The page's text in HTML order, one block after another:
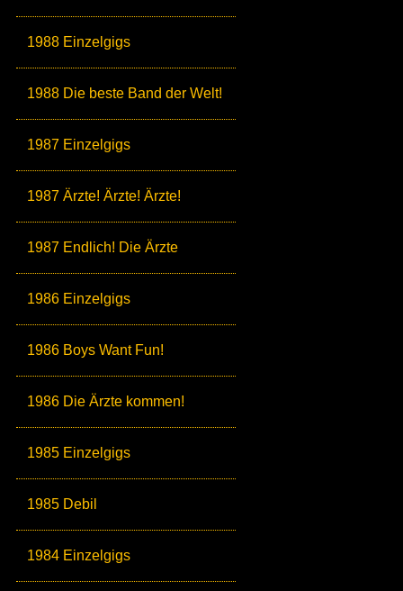
1988 Einzelgigs
1988 Die beste Band der Welt!
1987 Einzelgigs
1987 Ärzte! Ärzte! Ärzte!
1987 Endlich! Die Ärzte
1986 Einzelgigs
1986 Boys Want Fun!
1986 Die Ärzte kommen!
1985 Einzelgigs
1985 Debil
1984 Einzelgigs